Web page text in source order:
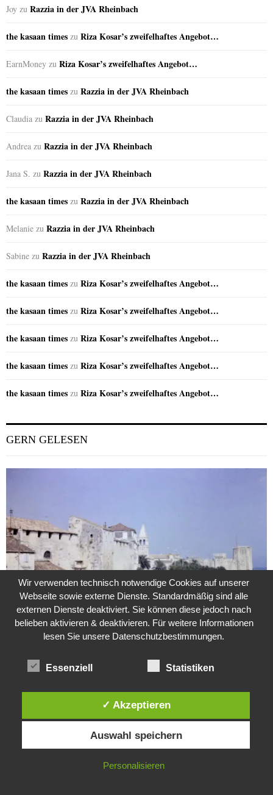
Joy zu Razzia in der JVA Rheinbach
the kasaan times zu Riza Kosar’s zweifelhaftes Angebot…
EarnMoney zu Riza Kosar’s zweifelhaftes Angebot…
the kasaan times zu Razzia in der JVA Rheinbach
Claudia zu Razzia in der JVA Rheinbach
Andrea zu Razzia in der JVA Rheinbach
Jana S. zu Razzia in der JVA Rheinbach
the kasaan times zu Razzia in der JVA Rheinbach
Melanie zu Razzia in der JVA Rheinbach
Sabine zu Razzia in der JVA Rheinbach
the kasaan times zu Riza Kosar’s zweifelhaftes Angebot…
the kasaan times zu Riza Kosar’s zweifelhaftes Angebot…
the kasaan times zu Riza Kosar’s zweifelhaftes Angebot…
the kasaan times zu Riza Kosar’s zweifelhaftes Angebot…
the kasaan times zu Riza Kosar’s zweifelhaftes Angebot…
GERN GELESEN
24. Juli 2020 0
Hartz 4 – Der Staat im Staat
Das Leben des Lachs
Diese Website verwendet Cookies. Durch die weitere Nutzung dieser
Website stimmst du der Verwendung von Cookies zu.
IN ORDNUNG
Wir verwenden technisch notwendige Cookies auf unserer
Webseite sowie externe Dienste. Standardmäßig sind alle
externen Dienste deaktiviert. Sie können diese jedoch nach
belieben aktivieren & deaktivieren. Für weitere Informationen
lesen Sie unsere Datenschutzbestimmungen.
Essenziell Statistiken
✓ Akzeptieren
Auswahl speichern
Personalisieren